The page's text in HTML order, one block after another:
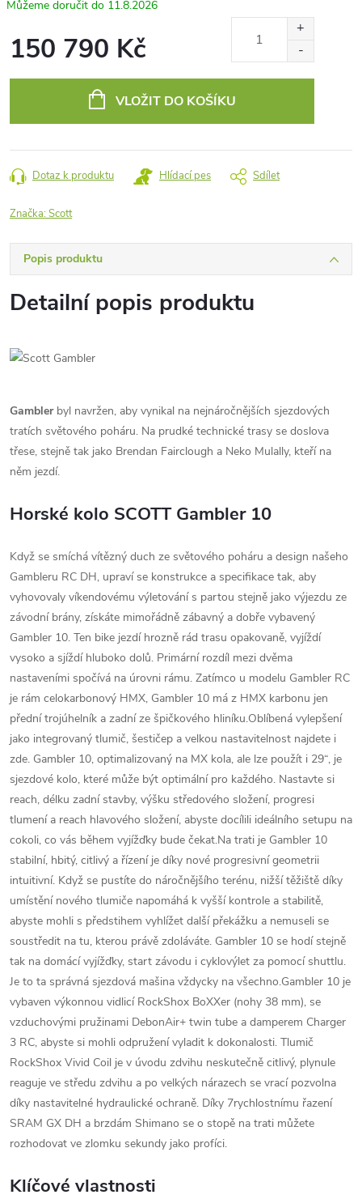
11.8.2026
150 790 Kč
VLOŽIT DO KOŠÍKU
Dotaz k produktu Hlídací pes Sdílet
Značka:Scott
Popis produktu
Detailní popis produktu
Gamblerbyl navržen, aby vynikal na nejnáročnějších sjezdových
tratích světového poháru. Na prudké technické trasy se doslova
třese, stejně tak jako Brendan Fairclough a Neko Mulally, kteří na
něm jezdí.
Horské kolo SCOTT Gambler 10
Když se smíchá vítězný duch ze světového poháru a design našeho
Gambleru RC DH, upraví se konstrukce a specifikace tak, aby
vyhovovaly víkendovému výletování s partou stejně jako výjezdu ze
závodní brány, získáte mimořádně zábavný a dobře vybavený
Gambler 10. Ten bike jezdí hrozně rád trasu opakovaně, vyjíždí
vysoko a sjíždí hluboko dolů. Primární rozdíl mezi dvěma
nastaveními spočívá na úrovni rámu. Zatímco u modelu Gambler RC
je rám celokarbonový HMX, Gambler 10 má z HMX karbonu jen
přední trojúhelník a zadní ze špičkového hliníku.Oblíbená vylepšení
jako integrovaný tlumič, šestičep a velkou nastavitelnost najdete i
zde. Gambler 10, optimalizovaný na MX kola, ale lze použít i 29“, je
sjezdové kolo, které může být optimální pro každého. Nastavte si
reach, délku zadní stavby, výšku středového složení, progresi
tlumení a reach hlavového složení, abyste docílili ideálního setupu na
cokoli, co vás během vyjížďky bude čekat.Na trati je Gambler 10
stabilní, hbitý, citlivý a řízení je díky nové progresivní geometrii
intuitivní. Když se pustíte do náročnějšího terénu, nižší těžiště díky
umístění nového tlumiče napomáhá k vyšší kontrole a stabilitě,
abyste mohli s předstihem vyhlížet další překážku a nemuseli se
soustředit na tu, kterou právě zdoláváte. Gambler 10 se hodí stejně
tak na domácí vyjížďky, start závodu i cyklovýlet za pomocí shuttlu.
Je to ta správná sjezdová mašina vždycky na všechno.Gambler 10 je
vybaven výkonnou vidlicí RockShox BoXXer (nohy 38 mm), se
vzduchovými pružinami DebonAir+ twin tube a damperem Charger
3 RC, abyste si mohli odpružení vyladit k dokonalosti. Tlumič
RockShox Vivid Coil je v úvodu zdvihu neskutečně citlivý, plynule
reaguje ve středu zdvihu a po velkých nárazech se vrací pozvolna
díky nastavitelné hydraulické ochraně. Díky 7rychlostnímu řazení
SRAM GX DH a brzdám Shimano se o stopě na trati můžete
rozhodovat ve zlomku sekundy jako profíci.
Klíčové vlastnosti